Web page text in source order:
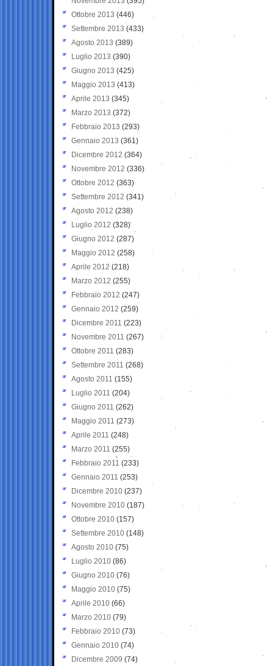
Ottobre 2013 (446)
Settembre 2013 (433)
Agosto 2013 (389)
Luglio 2013 (390)
Giugno 2013 (425)
Maggio 2013 (413)
Aprile 2013 (345)
Marzo 2013 (372)
Febbraio 2013 (293)
Gennaio 2013 (361)
Dicembre 2012 (364)
Novembre 2012 (336)
Ottobre 2012 (363)
Settembre 2012 (341)
Agosto 2012 (238)
Luglio 2012 (328)
Giugno 2012 (287)
Maggio 2012 (258)
Aprile 2012 (218)
Marzo 2012 (255)
Febbraio 2012 (247)
Gennaio 2012 (259)
Dicembre 2011 (223)
Novembre 2011 (267)
Ottobre 2011 (283)
Settembre 2011 (268)
Agosto 2011 (155)
Luglio 2011 (204)
Giugno 2011 (262)
Maggio 2011 (273)
Aprile 2011 (248)
Marzo 2011 (255)
Febbraio 2011 (233)
Gennaio 2011 (253)
Dicembre 2010 (237)
Novembre 2010 (187)
Ottobre 2010 (157)
Settembre 2010 (148)
Agosto 2010 (75)
Luglio 2010 (86)
Giugno 2010 (76)
Maggio 2010 (75)
Aprile 2010 (66)
Marzo 2010 (79)
Febbraio 2010 (73)
Gennaio 2010 (74)
Dicembre 2009 (74)